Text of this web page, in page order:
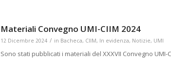
Materiali Convegno UMI-CIIM 2024
12 Dicembre 2024 / in Bacheca, CIIM, In evidenza, Notizie, UMI
Sono stati pubblicati i materiali del XXXVII Convegno UMI-